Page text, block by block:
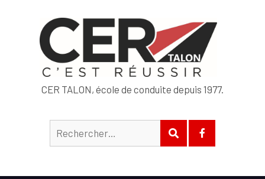
CER TALON, école de conduite depuis 1977.
Rechercher :
RECHERCHER